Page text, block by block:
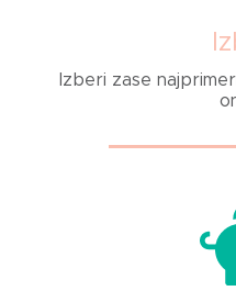
Izberi zase